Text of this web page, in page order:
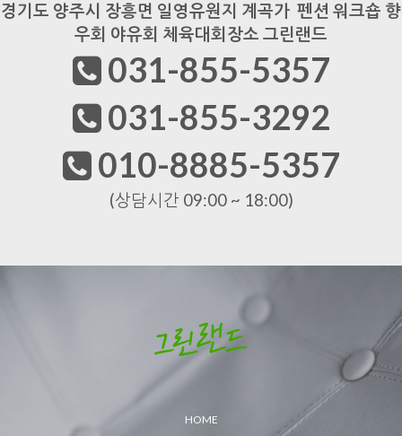
경기도 양주시 장흥면 일영유원지 계곡가 펜션 워크숍 향
우회 야유회 체육대회장소 그린랜드
031-855-5357
031-855-3292
010-8885-5357
(상담시간 09:00 ~ 18:00)
HOME